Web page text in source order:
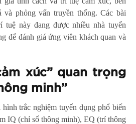
và phỏng vấn truyền thống. Các bài
tuệ này đang được nhiều nhà tuyển
để đánh giá ứng viên khách quan và
xúc” quan trọng
minh”
trắc nghiệm tuyển dụng phổ biến
IQ (chỉ số thông minh), EQ (trí thông